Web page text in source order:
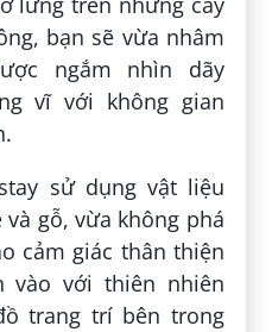
bạn sẽ vừa nhâm
ngắm nhìn dãy
vĩ với không gian
sử dụng vật liệu
gỗ, vừa không phá
cảm giác thân thiện
vào với thiên nhiên
trang trí bên trong